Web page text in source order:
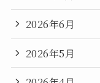
2026年6月
2026年5月